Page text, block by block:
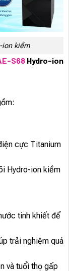
ion kiềm
S68 Hydro-ion
cực Titanium
Hydro-ion kiềm
tinh khiết để
trải nghiệm quá
và tuổi thọ gấp